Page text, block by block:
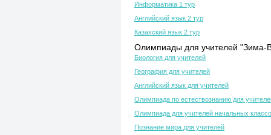
Информатика 1 тур
Английский язык 2 тур
Казахский язык 2 тур
Олимпиады для учителей "Зима-
Биология для учителей
География для учителей
Английский язык для учителей
Олимпиада по естествознанию для
Олимпиада для учителей начальных
Познание мира для учителей